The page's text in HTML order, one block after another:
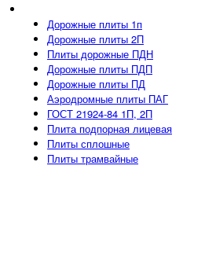
Дорожные плиты 1п
Дорожные плиты 2П
Плиты дорожные ПДН
Дорожные плиты ПДП
Дорожные плиты ПД
Аэродромные плиты ПАГ
ГОСТ 21924-84 1П, 2П
Плита подпорная лицевая
Плиты сплошные
Плиты трамвайные